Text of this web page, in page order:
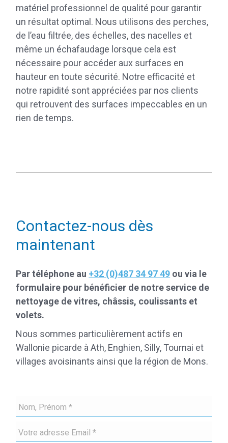
matériel professionnel de qualité pour garantir
un résultat optimal. Nous utilisons des perches,
de l’eau filtrée, des échelles, des nacelles et
même un échafaudage lorsque cela est
nécessaire pour accéder aux surfaces en
hauteur en toute sécurité. Notre efficacité et
notre rapidité sont appréciées par nos clients
qui retrouvent des surfaces impeccables en un
rien de temps.
Contactez-nous dès
maintenant
Par téléphone au +32 (0)487 34 97 49 ou via le
formulaire pour bénéficier de notre service de
nettoyage de vitres, châssis, coulissants et
volets.
Nous sommes particulièrement actifs en
Wallonie picarde à Ath, Enghien, Silly, Tournai et
villages avoisinants ainsi que la région de Mons.